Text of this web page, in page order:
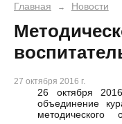
Главная → Новости
27 октября 2016 г.
26 октября
объединение